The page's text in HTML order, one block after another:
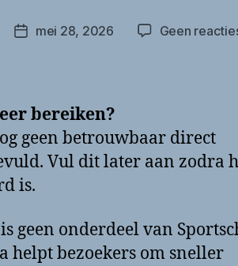
Berichtdatum
mei 28, 2026 Geen
bereiken?
geen betrouwbaar direct
Vul dit later aan zodra
is.
geen onderdeel van
helpt bezoekers om sneller